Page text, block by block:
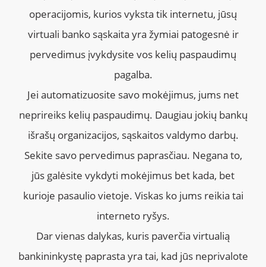
operacijomis, kurios vyksta tik internetu, jūsų
virtuali banko sąskaita yra žymiai patogesnė ir
pervedimus įvykdysite vos kelių paspaudimų
pagalba.
Jei automatizuosite savo mokėjimus, jums net
neprireiks kelių paspaudimų. Daugiau jokių bankų
išrašų organizacijos, sąskaitos valdymo darbų.
Sekite savo pervedimus paprasčiau. Negana to,
jūs galėsite vykdyti mokėjimus bet kada, bet
kurioje pasaulio vietoje. Viskas ko jums reikia tai
interneto ryšys.
Dar vienas dalykas, kuris paverčia virtualią
bankininkystę paprasta yra tai, kad jūs neprivalote